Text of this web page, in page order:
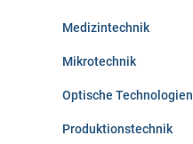
Medizintechnik
Mikrotechnik
Optische Technologien
Produktionstechnik